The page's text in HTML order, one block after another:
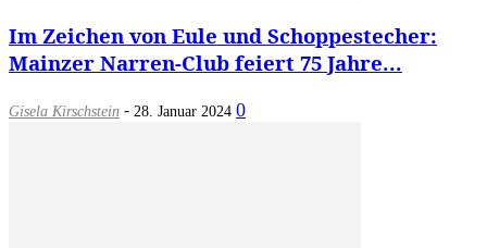
Im Zeichen von Eule und Schoppestecher:
Mainzer Narren-Club feiert 75 Jahre...
Gisela Kirschstein - 28. Januar 2024 0